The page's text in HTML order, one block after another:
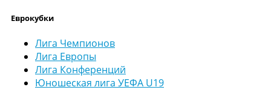
Еврокубки
Лига Чемпионов
Лига Европы
Лига Конференций
Юношеская лига УЕФА U19